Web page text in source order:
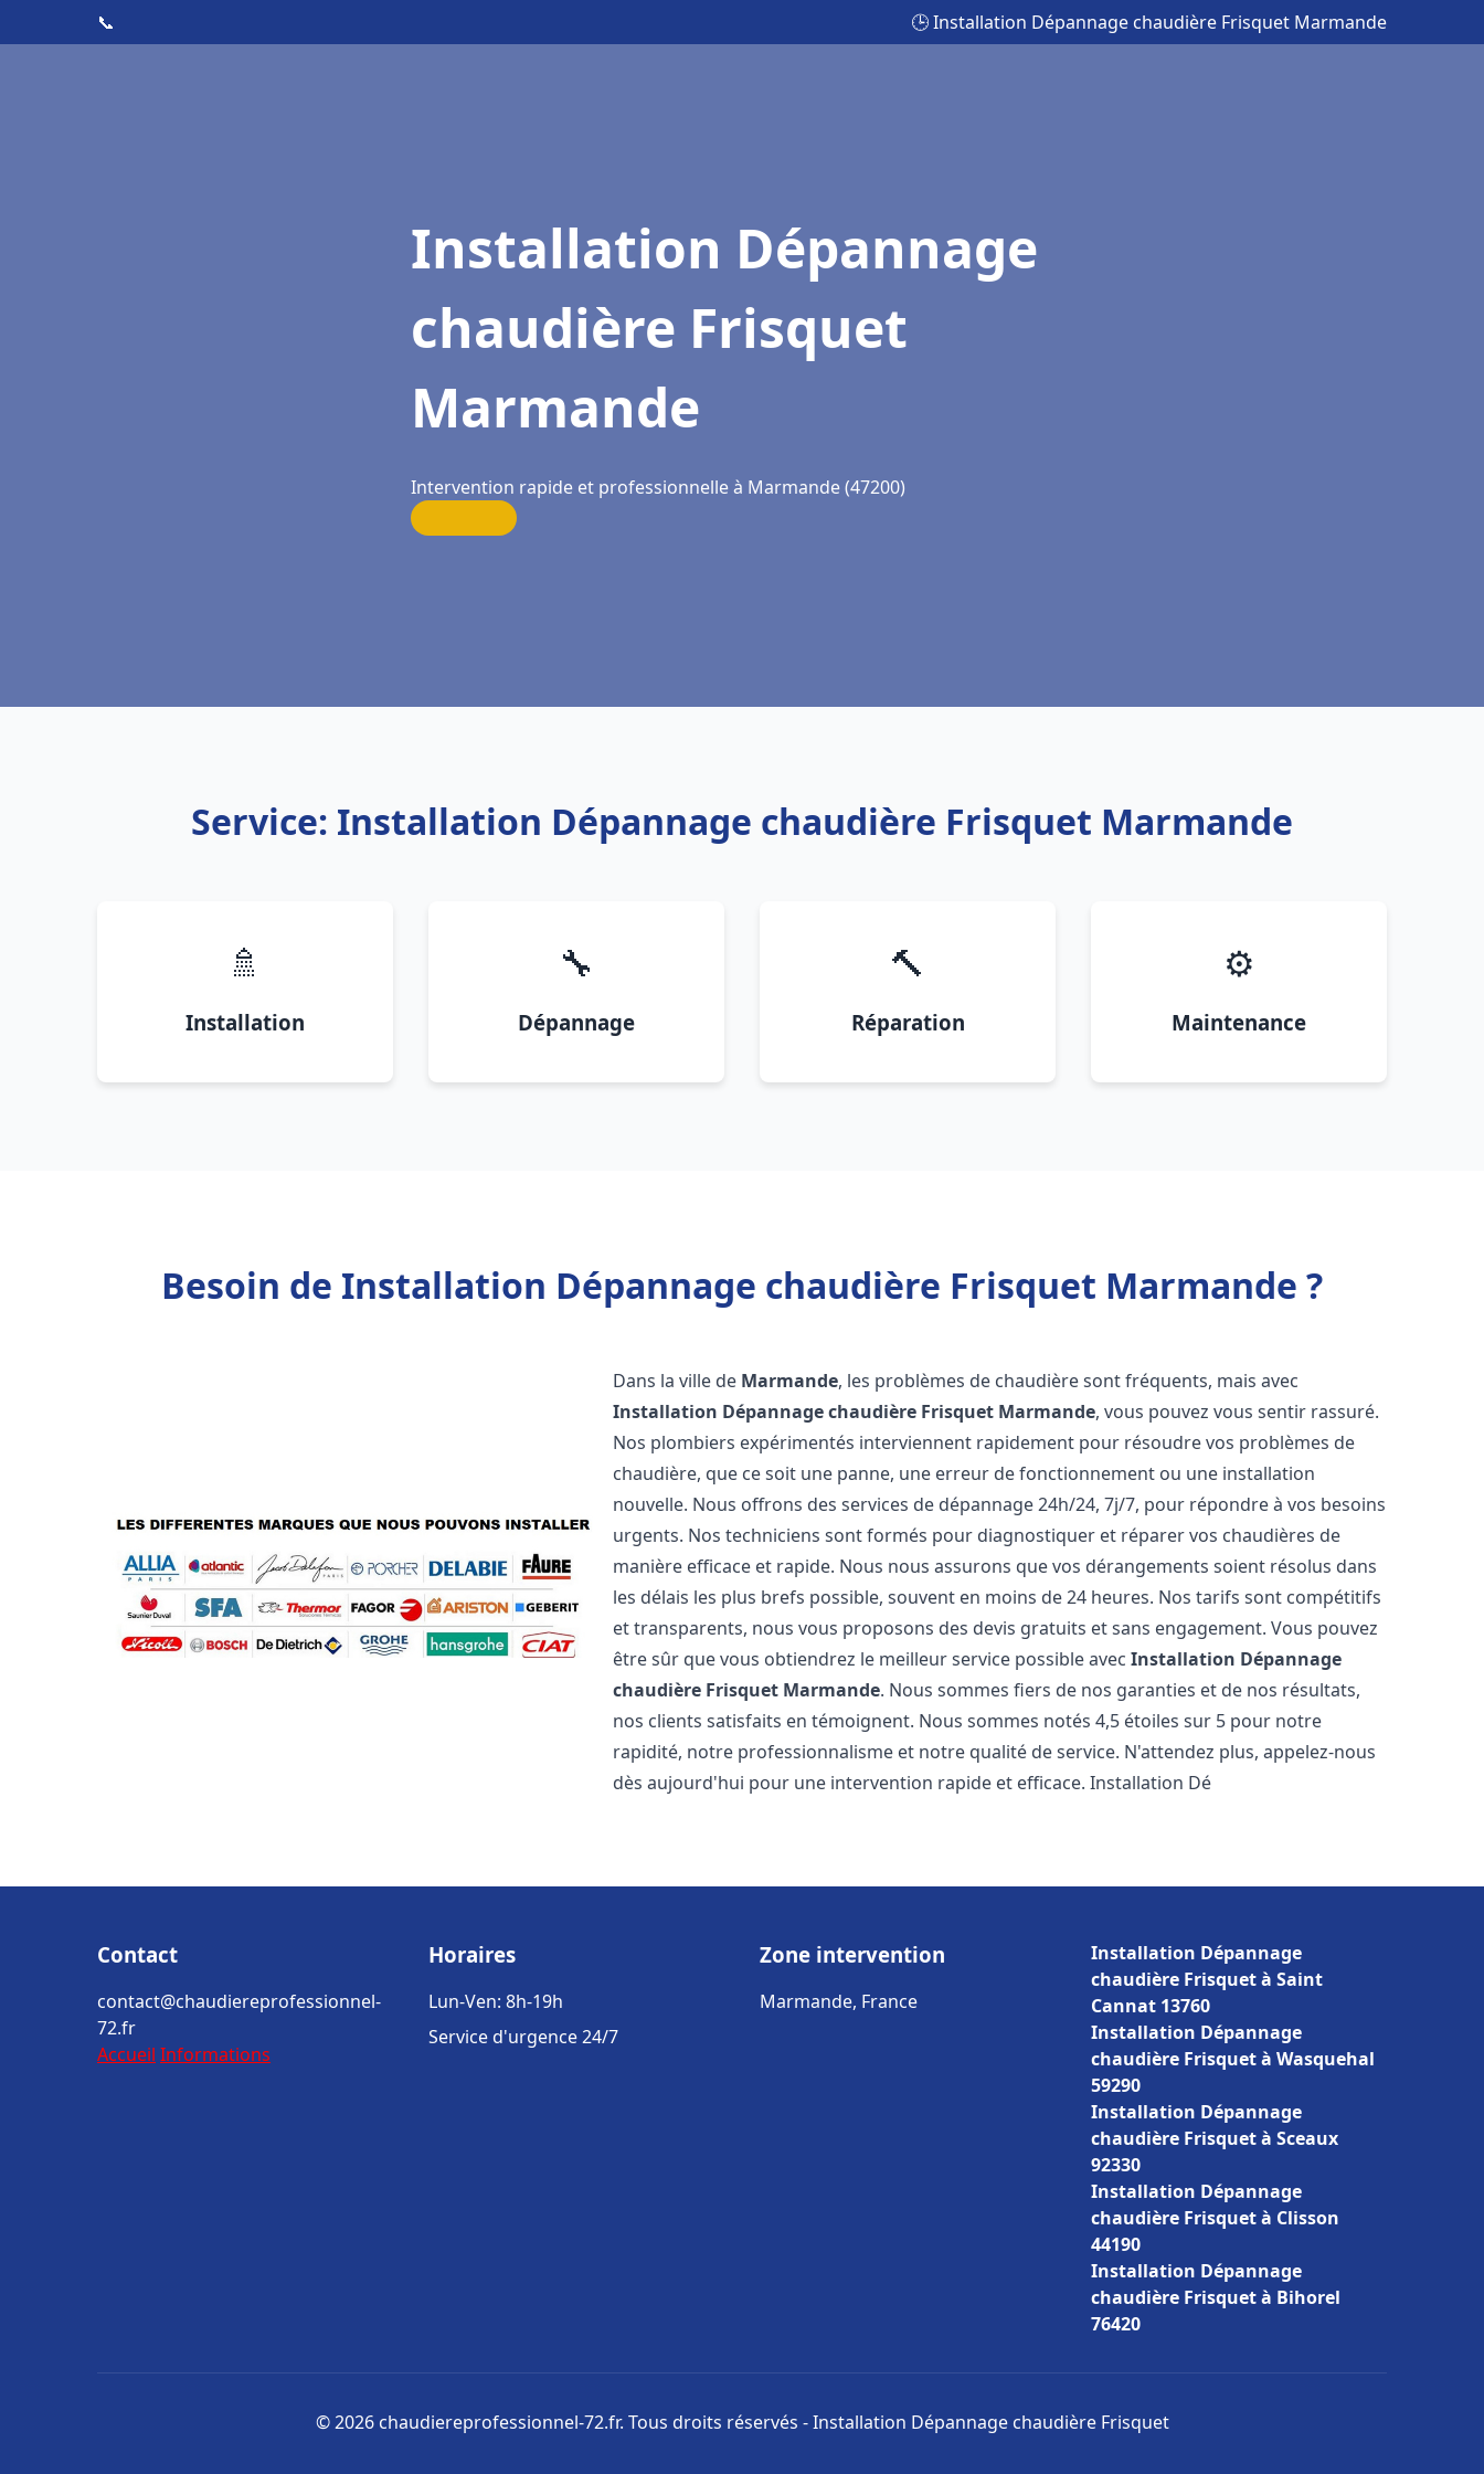
📞 🕒 Installation Dépannage chaudière Frisquet Marmande
Installation Dépannage
chaudière Frisquet
Marmande
Intervention rapide et professionnelle à Marmande (47200)
Service: Installation Dépannage chaudière Frisquet Marmande
🚿
Installation
🔧
Dépannage
🔨
Réparation
⚙️
Maintenance
Besoin de Installation Dépannage chaudière Frisquet Marmande ?
Dans la ville de Marmande, les problèmes de chaudière sont fréquents, mais avec
Installation Dépannage chaudière Frisquet Marmande, vous pouvez vous sentir rassuré.
Nos plombiers expérimentés interviennent rapidement pour résoudre vos problèmes de
chaudière, que ce soit une panne, une erreur de fonctionnement ou une installation
nouvelle. Nous offrons des services de dépannage 24h/24, 7j/7, pour répondre à vos besoins
urgents. Nos techniciens sont formés pour diagnostiquer et réparer vos chaudières de
manière efficace et rapide. Nous nous assurons que vos dérangements soient résolus dans
les délais les plus brefs possible, souvent en moins de 24 heures. Nos tarifs sont compétitifs
et transparents, nous vous proposons des devis gratuits et sans engagement. Vous pouvez
être sûr que vous obtiendrez le meilleur service possible avecInstallation Dépannage
chaudière Frisquet Marmande. Nous sommes fiers de nos garanties et de nos résultats,
nos clients satisfaits en témoignent. Nous sommes notés 4,5 étoiles sur 5 pour notre
rapidité, notre professionnalisme et notre qualité de service. N'attendez plus, appelez-nous
dès aujourd'hui pour une intervention rapide et efficace. Installation Dé
Contact
contact@chaudiereprofessionnel-
72.fr
Accueil Informations
Horaires
Lun-Ven: 8h-19h
Service d'urgence 24/7
Zone intervention
Marmande, France
Installation Dépannage
chaudière Frisquet à Saint
Cannat 13760
Installation Dépannage
chaudière Frisquet à Wasquehal
59290
Installation Dépannage
chaudière Frisquet à Sceaux
92330
Installation Dépannage
chaudière Frisquet à Clisson
44190
Installation Dépannage
chaudière Frisquet à Bihorel
76420
© 2026 chaudiereprofessionnel-72.fr. Tous droits réservés - Installation Dépannage chaudière Frisquet